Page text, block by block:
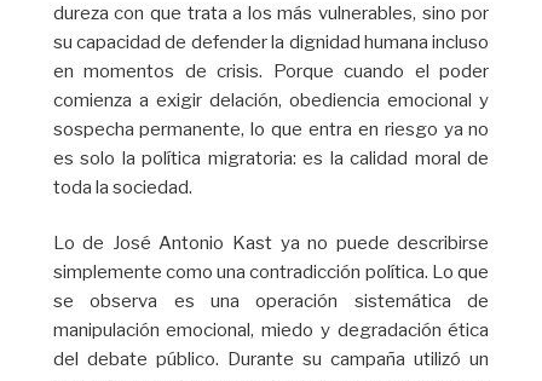
dureza con que trata a los más vulnerables, sino por
su capacidad de defender la dignidad humana incluso
en momentos de crisis. Porque cuando el poder
comienza a exigir delación, obediencia emocional y
sospecha permanente, lo que entra en riesgo ya no
es solo la política migratoria: es la calidad moral de
toda la sociedad.
Lo de José Antonio Kast ya no puede describirse
simplemente como una contradicción política. Lo que
se observa es una operación sistemática de
manipulación emocional, miedo y degradación ética
del debate público. Durante su campaña utilizó un